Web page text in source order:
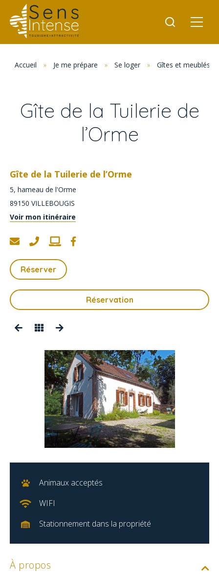
Accueil » Je me prépare » Se loger » Gîtes et meublés
Gîte de la Tuilerie de
l’Orme
Gîte de la Tuilerie de l’Orme
5, hameau de l'Orme
89150 VILLEBOUGIS
Voir mon itinéraire
Réserver
Réservation
Animaux acceptés
WIFI
Stationnement dans la propriété
À propos